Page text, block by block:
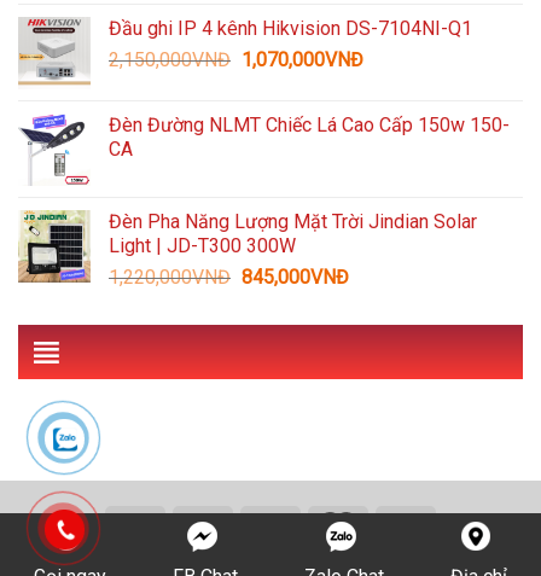
là:
5,959,000VNĐ.
tại
là:
Đầu ghi IP 4 kênh Hikvision DS-7104NI-Q1
2,150,000VNĐ Giá
2,150,000VNĐ.
1,070,000VNĐGiá
là:
Đèn Đường NLMT Chiếc Lá Cao Cấp 150w 150-
CA
Đèn Pha Năng Lượng Mặt Trời Jindian Solar
Light | JD-T300 300W
1,220,000VNĐ Giá
là:
845,000VNĐGiá
tại
845,000VNĐ.
Copyright 2026 © cameraminhkhang.net